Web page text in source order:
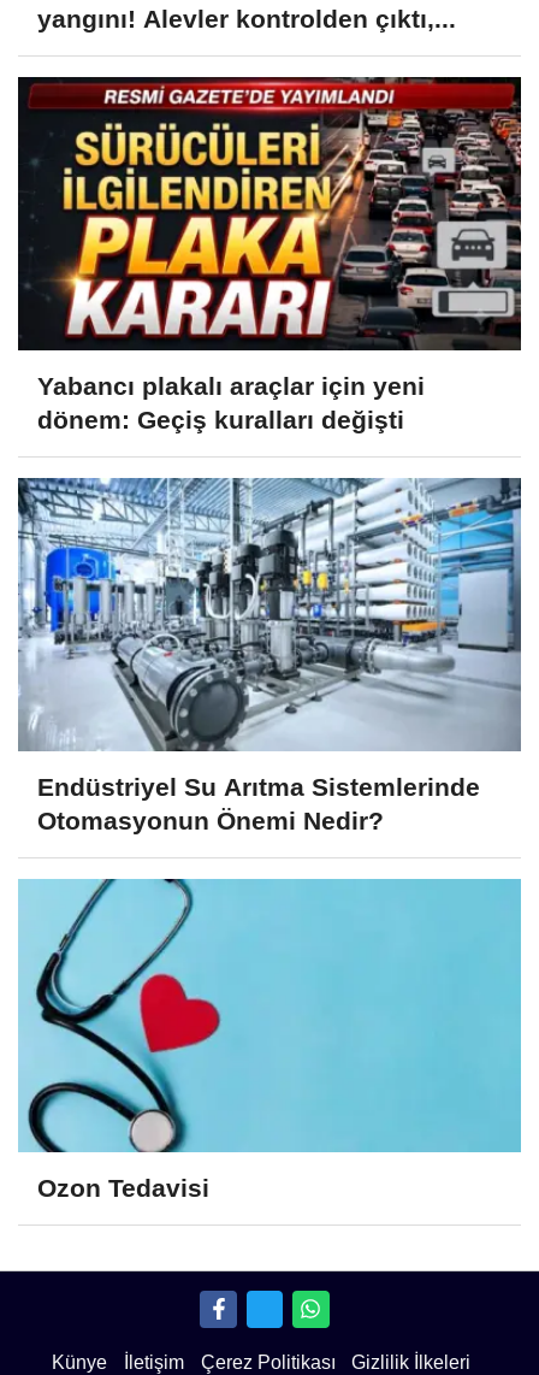
yangını! Alevler kontrolden çıktı,...
Yabancı plakalı araçlar için yeni
dönem: Geçiş kuralları değişti
Endüstriyel Su Arıtma Sistemlerinde
Otomasyonun Önemi Nedir?
Ozon Tedavisi
Künye İletişim Çerez Politikası Gizlilik İlkeleri